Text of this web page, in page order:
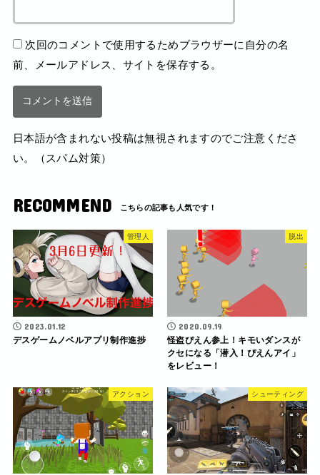
次回のコメントで使用するためブラウザーに自分の名
前、メールアドレス、サイトを保存する。
日本語が含まれない投稿は無視されますのでご注意くださ
い。（スパム対策）
RECOMMEND
管理人
2023.01.12
デスゲームノベルアプリ制作進捗
脱出
2020.09.19
怪盗ぴえん参上！キモいダンスが
クセになる「潜入！ぴえんアイ」
をレビュー！
アクション シューティング